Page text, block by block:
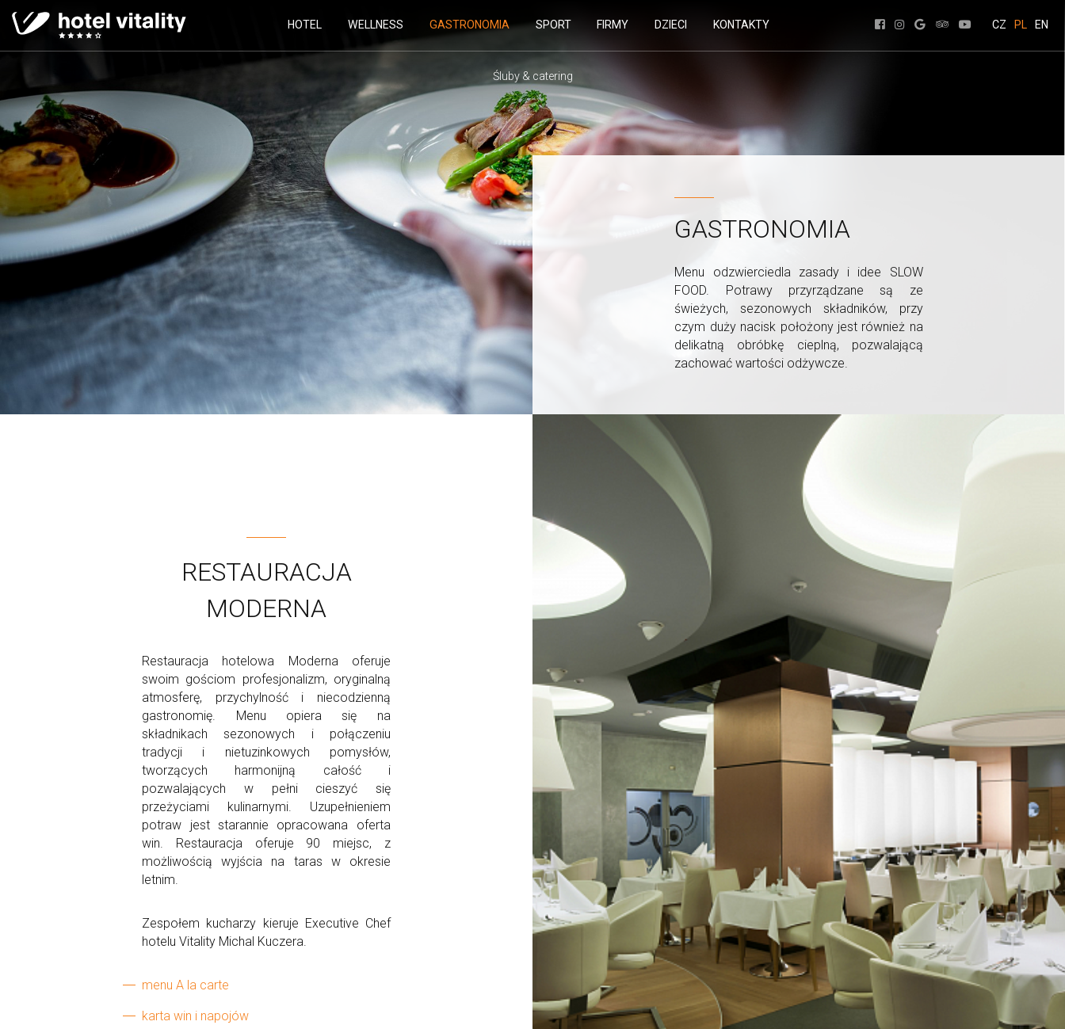
HOTEL WELLNESS GASTRONOMIA
Śluby & catering
SPORT FIRMY DZIECI KONTAKTY CZ PL EN
GASTRONOMIA
Menu odzwierciedla zasady i idee SLOW
FOOD. Potrawy przyrządzane są ze
świeżych, sezonowych składników, przy
czym duży nacisk położony jest również na
delikatną obróbkę cieplną, pozwalającą
zachować wartości odżywcze.
RESTAURACJA
MODERNA
Restauracja hotelowa Moderna oferuje
swoim gościom profesjonalizm, oryginalną
atmosferę, przychylność i niecodzienną
gastronomię. Menu opiera się na
składnikach sezonowych i połączeniu
tradycji i nietuzinkowych pomysłów,
tworzących harmonijną całość i
pozwalających w pełni cieszyć się
przeżyciami kulinarnymi. Uzupełnieniem
potraw jest starannie opracowana oferta
win. Restauracja oferuje 90 miejsc, z
możliwością wyjścia na taras w okresie
letnim.
Zespołem kucharzy kieruje Executive Chef
hotelu Vitality Michal Kuczera.
menu A la carte
karta win i napojów